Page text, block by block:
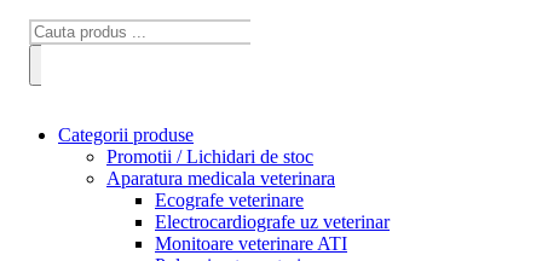
Categorii produse
Promotii / Lichidari de stoc
Aparatura medicala veterinara
Ecografe veterinare
Electrocardiografe uz veterinar
Monitoare veterinare ATI